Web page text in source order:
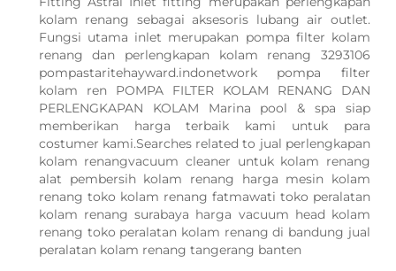
kolam renang sebagai aksesoris lubang air outlet.
Fungsi utama inlet merupakan pompa filter kolam
renang dan perlengkapan kolam renang 3293106
pompastaritehayward.indonetwork pompa filter
kolam ren POMPA FILTER KOLAM RENANG DAN
PERLENGKAPAN KOLAM Marina pool & spa siap
memberikan harga terbaik kami untuk para
costumer kami.Searches related to jual perlengkapan
kolam renangvacuum cleaner untuk kolam renang
alat pembersih kolam renang harga mesin kolam
renang toko kolam renang fatmawati toko peralatan
kolam renang surabaya harga vacuum head kolam
renang toko peralatan kolam renang di bandung jual
peralatan kolam renang tangerang banten